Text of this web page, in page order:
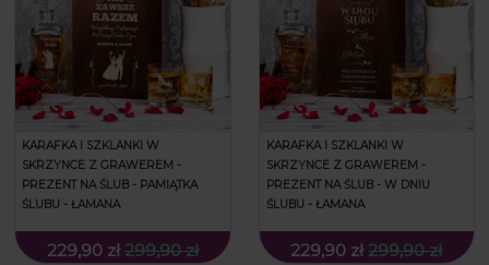
KARAFKA I SZKLANKI W
SKRZYNCE Z GRAWEREM -
PREZENT NA ŚLUB - PAMIĄTKA
ŚLUBU - ŁAMANA
229,90 zł 299,90 zł
KARAFKA I SZKLANKI W
SKRZYNCE Z GRAWEREM -
PREZENT NA ŚLUB - W DNIU
ŚLUBU - ŁAMANA
229,90 zł 299,90 zł